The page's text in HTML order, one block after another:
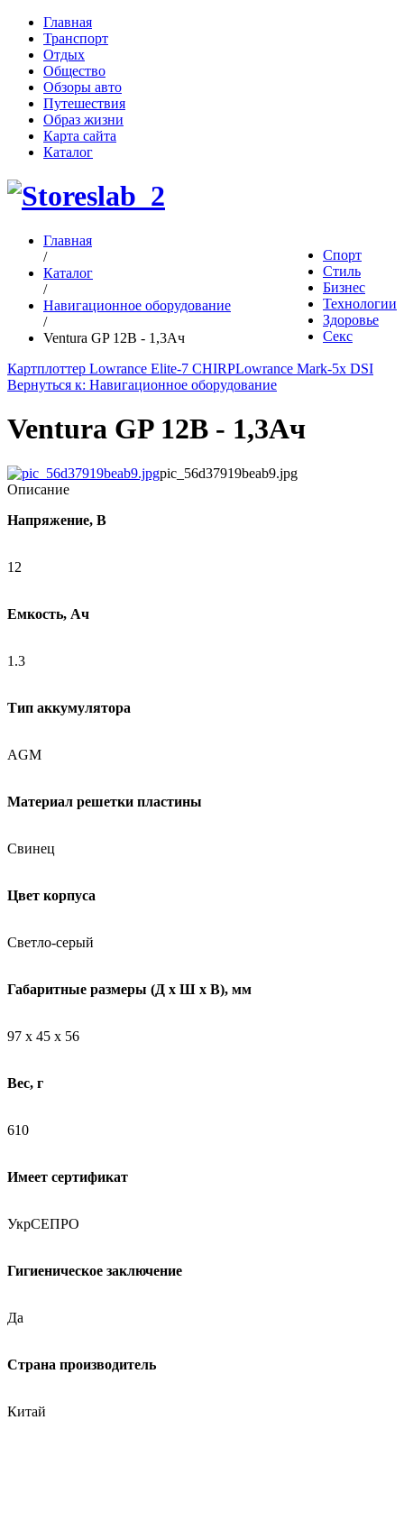
Главная
Транспорт
Отдых
Общество
Обзоры авто
Путешествия
Образ жизни
Карта сайта
Каталог
Спорт
Стиль
Бизнес
Технологии
Здоровье
Секс
Главная
/
Каталог
/
Навигационное оборудование
/
Ventura GP 12В - 1,3Ач
Картплоттер Lowrance Elite-7 CHIRPLowrance Mark-5x DSI
Вернуться к: Навигационное оборудование
Ventura GP 12В - 1,3Ач
pic_56d37919beab9.jpg
Описание
Напряжение, В
12
Емкость, Ач
1.3
Тип аккумулятора
AGM
Материал решетки пластины
Свинец
Цвет корпуса
Светло-серый
Габаритные размеры (Д х Ш х В), мм
97 х 45 х 56
Вес, г
610
Имеет сертификат
УкрСЕПРО
Гигиеническое заключение
Да
Страна производитель
Китай